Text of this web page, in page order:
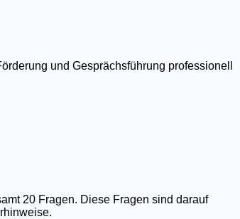
und Gesprächsführung professionell
20 Fragen. Diese Fragen sind darauf